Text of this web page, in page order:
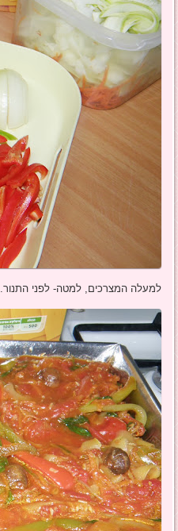
למעלה המצרכים, למטה- לפני התנור.